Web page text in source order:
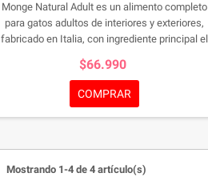
Monge Natural Adult es un alimento completo
para gatos adultos de interiores y exteriores,
fabricado en Italia, con ingrediente principal el
oligosacáridos), la última generación de
prebióticos, que mantienen el bienestar
$66.990
COMPRAR
Mostrando 1-4 de 4 artículo(s)